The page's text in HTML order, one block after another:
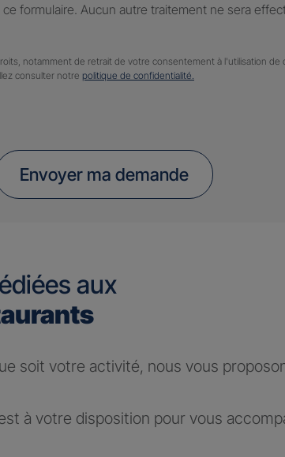
formulaire. Aucun autre traitement ne sera
notamment de retrait de votre consentement à l'utilisation de
consulter notre politique de confidentialité.
Envoyer ma demande
aux
soit votre activité, nous vous
à votre disposition pour vous